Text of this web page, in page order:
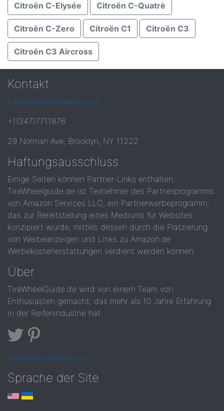
Citroën C-Elysée Citroën C-Quatrè
Citroën C-Zero Citroën C1 Citroën C3
Citroën C3 Aircross
Kontakt
info@tirewheelguide.com
+1(347)7711876
29 Norman Ave, Brooklyn, NY 11222
Haftungsausschluss
Einige Seiten können Partner-Links enthalten.
TireWheelguide.de ist Teilnehmer des Partnerprogramms
von Amazon Services LLC, ein Partnerwerbeprogramm,
das zur Bereitstellung eines Mediums für Websites
konzipiert wurde, mittels dessen durch die Platzierung
von Werbeanzeigen und Links zu Amazon.de
Werbekostenerstattungen verdient werden können.
Über
TireWheelGuide.de wird von einem Team von
Enthusiasten gemacht, das mehr als 10 Jahre Erfahrung
in der Reifenindustrie hat
Datenschutzerklärung
Sprache der Site